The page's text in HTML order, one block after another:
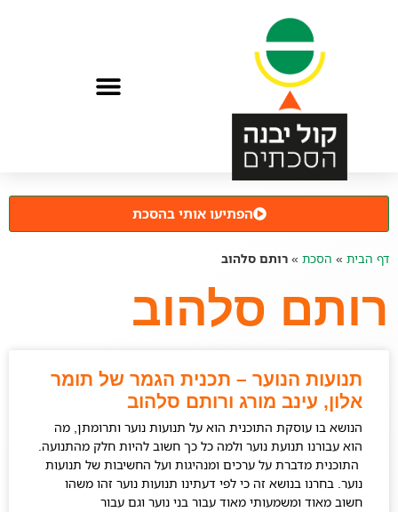
הפתיעו אותי בהסכת
דף הבית » הסכת » רותם סלהוב
רותם סלהוב
תנועות הנוער – תכנית הגמר של תומר
אלון, עינב מורג ורותם סלהוב
הנושא בו עוסקת התוכנית הוא על תנועות נוער ותרומתן, מה
הוא עבורנו תנועת נוער ולמה כל כך חשוב להיות חלק מהתנועה.
התוכנית מדברת על ערכים ומנהיגות ועל החשיבות של תנועות
נוער. בחרנו בנושא זה כי לפי דעתינו תנועות נוער זהו משהו
חשוב מאוד ומשמעותי מאוד עבור בני נוער וגם עבור